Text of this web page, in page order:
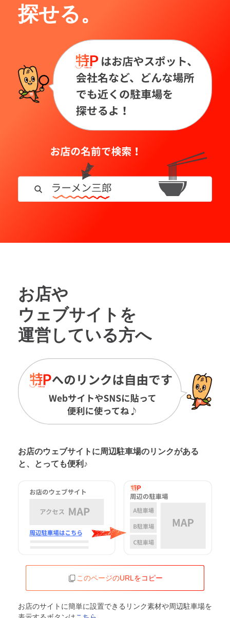
探せる。
お店や
ウェブサイトを
運営している方へ
お店のウェブサイトに周辺駐車場のリンクがある
と、とっても便利♪
このページのURLをコピー
お店のサイトに簡単に設置できるリンク素材や周辺駐車場を